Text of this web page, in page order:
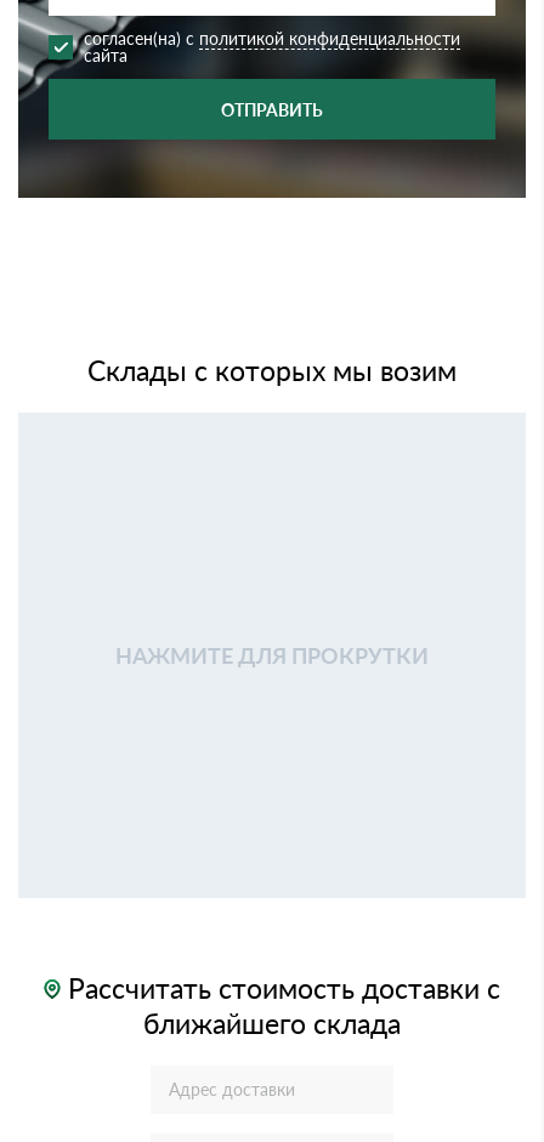
согласен(на) с политикой конфиденциальности
сайта
ОТПРАВИТЬ
Склады с которых мы возим
НАЖМИТЕ ДЛЯ ПРОКРУТКИ
Рассчитать стоимость доставки с
ближайшего склада